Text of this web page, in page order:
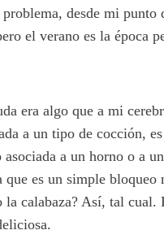
desde mi punto
el verano es la época
era algo que a mi
a un tipo de cocción,
a un horno o a
que es un simple
calabaza? Así, tal cual.